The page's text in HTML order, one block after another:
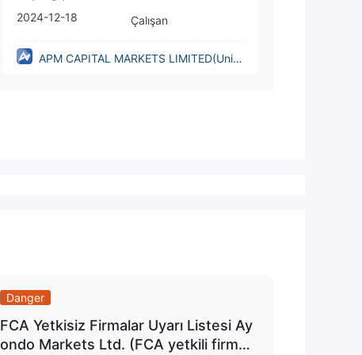
2024-12-18
Çalışan
APM CAPITAL MARKETS LIMITED(Unite
Danger
FCA Yetkisiz Firmalar Uyarı Listesi Ay
ondo Markets Ltd. (FCA yetkili firman